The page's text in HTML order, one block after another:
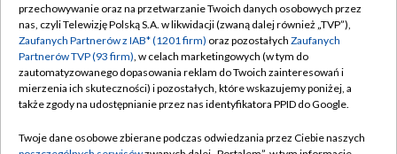
Abonament TVP
Emisja w TVP
Centrum informacji TVP
Naziemna Telewizja Cyfrowa
Regulamin TVP
Polityka prywatności
Moje zgody
Pomoc
przechowywanie oraz na przetwarzanie Twoich danych osobowych przez
nas, czyli Telewizję Polską S.A. w likwidacji (zwaną dalej również „TVP”),
Zaufanych Partnerów z IAB* (1201 firm) oraz pozostałych Zaufanych
Partnerów TVP (93 firm), w celach marketingowych (w tym do
zautomatyzowanego dopasowania reklam do Twoich zainteresowań i
mierzenia ich skuteczności) i pozostałych, które wskazujemy poniżej, a
także zgody na udostępnianie przez nas identyfikatora PPID do Google.
Twoje dane osobowe zbierane podczas odwiedzania przez Ciebie naszych